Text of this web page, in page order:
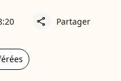
share Partager